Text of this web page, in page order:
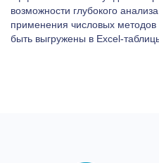
возможности глубокого
применения числовых методов
быть выгружены в Excel-